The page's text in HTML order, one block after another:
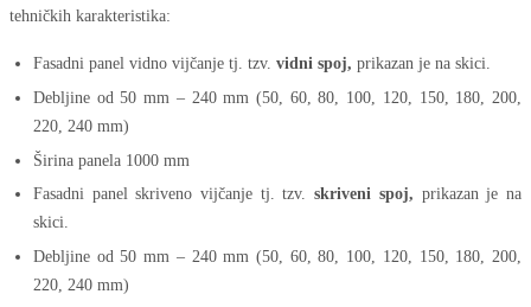
tehničkih karakteristika:
Fasadni panel vidno vijčanje tj. tzv. vidni spoj, prikazan je na skici.
Debljine od 50 mm – 240 mm (50, 60, 80, 100, 120, 150, 180, 200,
220, 240 mm)
Širina panela 1000 mm
Fasadni panel skriveno vijčanje tj. tzv.skriveni spoj, prikazan je na
skici.
Debljine od 50 mm – 240 mm (50, 60, 80, 100, 120, 150, 180, 200,
220, 240 mm)